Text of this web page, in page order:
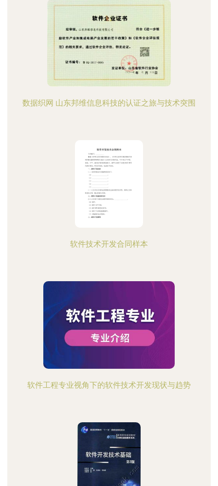
数据织网 山东邦维信息科技的认证之旅与技术突围
软件技术开发合同样本
软件工程专业视角下的软件技术开发现状与趋势